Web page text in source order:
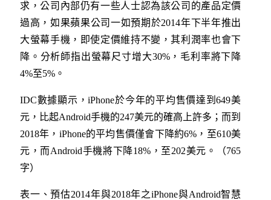
求，公司內部仍有一些人士認為該公司的產品定價
過高，如果蘋果公司一如預期於2014年下半年推出
大螢幕手機，即使定價維持不變，其利潤率也會下
降。分析師指出螢幕尺寸增大30%，毛利率將下降
4%至5%。
IDC數據顯示，iPhone於今年的平均售價達到649美
元，比起Android手機的247美元的確高上許多；而到
2018年，iPhone的平均售價僅會下降約6%，至610美
元，而Android手機將下降18%，至202美元。（765
字）
表一、預估2014年與2018年之iPhone與Android智慧